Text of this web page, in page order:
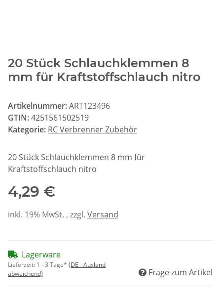
20 Stück Schlauchklemmen 8
mm für Kraftstoffschlauch nitro
Artikelnummer:ART123496
GTIN:4251561502519
Kategorie: RC Verbrenner Zubehör
20 Stück Schlauchklemmen 8 mm für
Kraftstoffschlauch nitro
4,29 €
inkl. 19% MwSt. , zzgl. Versand
Lagerware
Lieferzeit: 1 - 3 Tage* (DE - Ausland
abweichend)
Frage zum Artikel